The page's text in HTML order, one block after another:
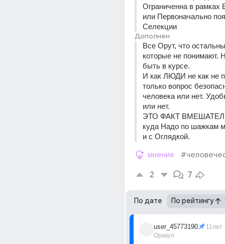
Ограниченна в рамках
или Первоначально
Селекции
Дополнен
Все Орут, что
которые не понимают.
быть в курсе.
И как ЛЮДИ не как не
только вопрос
человека или нет.
или нет.
ЭТО ФАКТ
куда Надо по шажкам
и с Оглядкой.
мнения
2 7
По дате По рейтингу
user_45773190
Оракул
11лет